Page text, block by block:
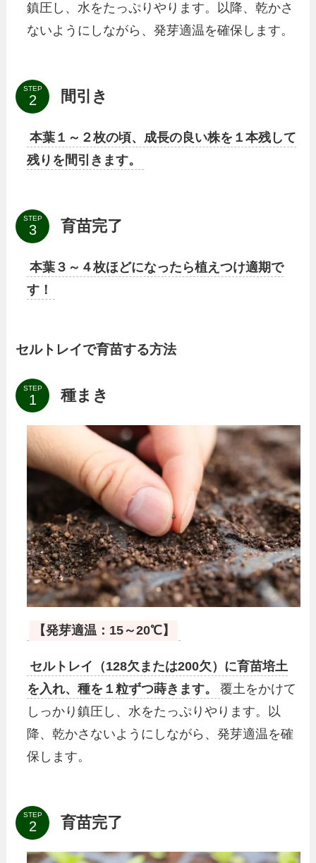
鎮圧し、水をたっぷりやります。以降、乾かさ
ないようにしながら、発芽適温を確保します。
STEP 間引き
本葉１～２枚の頃、成長の良い株を１本残して
残りを間引きます。
STEP 育苗完了
本葉３～４枚ほどになったら植えつけ適期で
す！
セルトレイで育苗する方法
STEP 種まき
【発芽適温：15～20℃】
セルトレイ（128欠または200欠）に育苗培土
を入れ、種を１粒ずつ蒔きます。
覆土をかけて
しっかり鎮圧し、水をたっぷりやります。以
降、乾かさないようにしながら、発芽適温を確
保します。
STEP 育苗完了